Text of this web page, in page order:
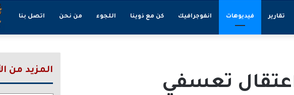
تقارير فيديوهات انفوجرافيك كن مع ذوينا اللجوء من نحن اتصل بنا
تعسفي
المزيد من